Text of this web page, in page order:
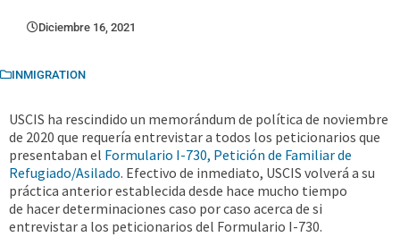
Diciembre 16, 2021
INMIGRATION
USCIS ha rescindido un memorándum de política de noviembre
de 2020 que requería entrevistar a todos los peticionarios que
presentaban el Formulario I-730, Petición de Familiar de
Refugiado/Asilado. Efectivo de inmediato, USCIS volverá a su
práctica anterior establecida desde hace mucho tiempo
de hacer determinaciones caso por caso acerca de si
entrevistar a los peticionarios del Formulario I-730.